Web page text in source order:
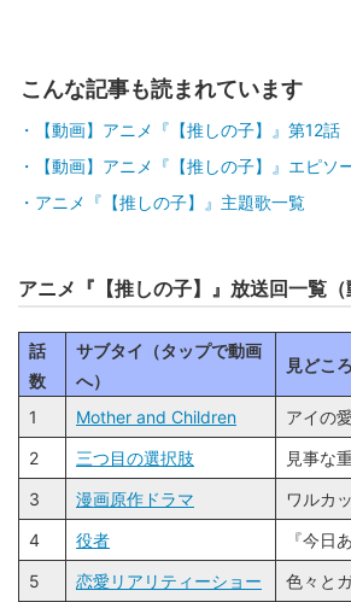
こんな記事も読まれています
【動画】アニメ『【推しの子】』第12話
【動画】アニメ『【推しの子】』エピソ
アニメ『【推しの子】』主題歌一覧
アニメ『【推しの子】』放送回一覧（
話
数
サブタイ（タップで動画
へ）
見どころ
1 Mother and Children
アイの
2
三つ目の選択肢
見事な
3
漫画原作ドラマ
ワルカ
4
役者
『今日
5
恋愛リアリティーショー
色々と